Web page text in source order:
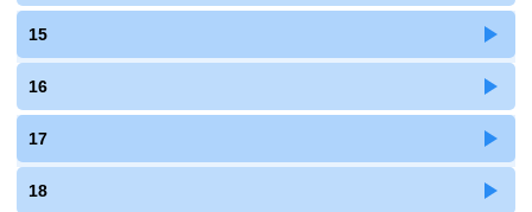
15
16
17
18